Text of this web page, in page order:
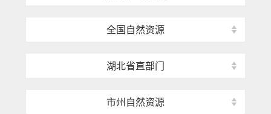
全国自然资源
湖北省直部门
市州自然资源